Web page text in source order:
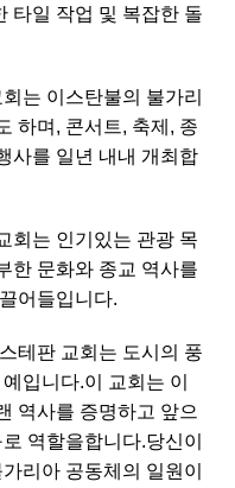
타일 작업 및 복잡한 돌
는 이스탄불의 불가리
하며, 콘서트, 축제, 종
사를 일년 내내 개최합
회는 인기있는 관광 목
한 문화와 종교 역사를
어들입니다.
테판 교회는 도시의 풍
입니다.이 교회는 이
역사를 증명하고 앞으
역할을합니다.당신이
리아 공동체의 일원이